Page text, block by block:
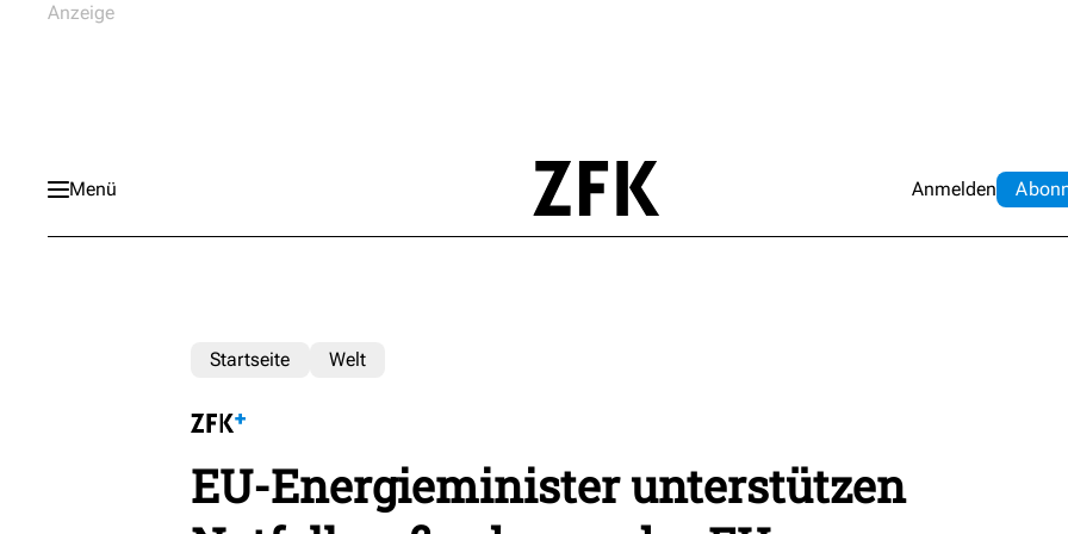
Menü Anmelden Abo
Startseite Welt
EU-Energieminister unterstützen